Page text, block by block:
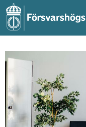
studera på